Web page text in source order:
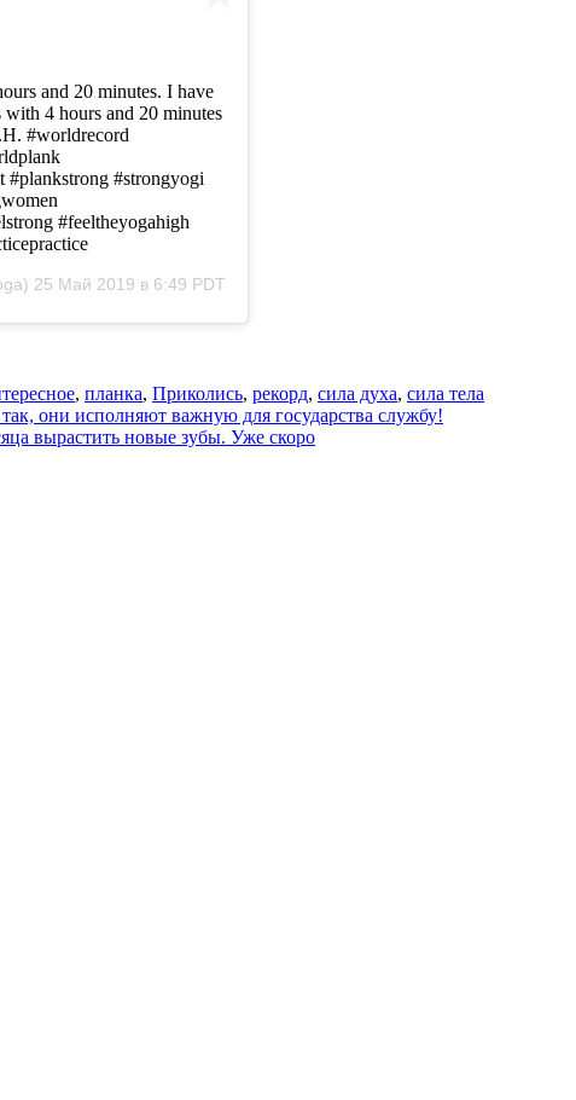
and 20 minutes. I have
4 hours and 20 minutes
#worldrecord
#plankstrong #strongyogi
#feeltheyogahigh
25 Май 2019 в 6:49 PDT
, планка, Приколись, рекорд, сила духа, сила тела
они исполняют важную для государства службу!
вырастить новые зубы. Уже скоро